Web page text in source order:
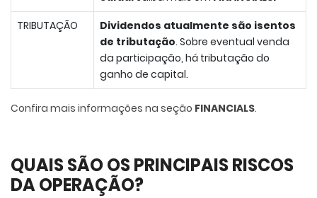
TRIBUTAÇÃO
Dividendos atualmente são isentos
de tributação. Sobre eventual venda
da participação, há tributação do
ganho de capital.
Confira mais informações na seção FINANCIALS.
QUAIS SÃO OS PRINCIPAIS RISCOS
DA OPERAÇÃO?